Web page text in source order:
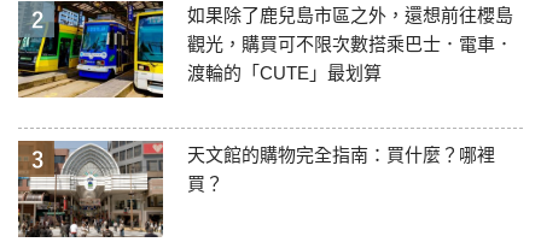
如果除了鹿兒島市區之外，還想前往櫻島
觀光，購買可不限次數搭乘巴士．電車．
渡輪的「CUTE」最划算
天文館的購物完全指南：買什麼？哪裡
買？